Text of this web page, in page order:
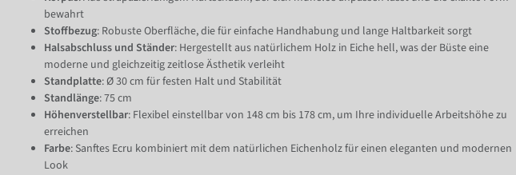
bewahrt
Stoffbezug: Robuste Oberfläche, die für einfache Handhabung und lange Haltbarkeit sorgt
Halsabschluss und Ständer: Hergestellt aus natürlichem Holz in Eiche hell, was der Büste eine
moderne und gleichzeitig zeitlose Ästhetik verleiht
Standplatte: Ø 30 cm für festen Halt und Stabilität
Standlänge: 75 cm
Höhenverstellbar: Flexibel einstellbar von 148 cm bis 178 cm, um Ihre individuelle Arbeitshöhe zu
erreichen
Farbe: Sanftes Ecru kombiniert mit dem natürlichen Eichenholz für einen eleganten und modernen
Look